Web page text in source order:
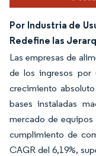
Por Industria de
Redefine las
Las empresas de
de los ingresos por
crecimiento
bases instaladas
mercado de
cumplimiento de
CAGR del 6,19%,